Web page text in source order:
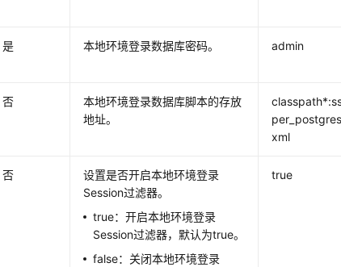
是 本地环境登录数据库密码。 admin
否
本地环境登录数据库脚本的存放
地址。
xml
否
设置是否开启本地环境登录
Session过滤器。
true：开启本地环境登录
Session过滤器，默认为true。
false：关闭本地环境登录
true